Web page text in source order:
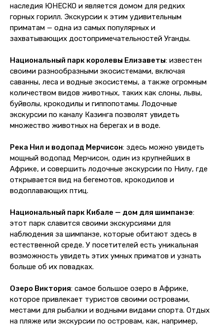
наследия ЮНЕСКО и является домом для редких
горных горилл. Экскурсии к этим удивительным
приматам — одна из самых популярных и
захватывающих достопримечательностей Уганды.
Национальный парк королевы Елизаветы: известен
своими разнообразными экосистемами, включая
саванны, леса и водные экосистемы, а также огромным
количеством видов животных, таких как слоны, львы,
буйволы, крокодилы и гиппопотамы. Лодочные
экскурсии по каналу Казинга позволят увидеть
множество животных на берегах и в воде.
Река Нил и водопад Мерчисон: здесь можно увидеть
мощный водопад Мерчисон, один из крупнейших в
Африке, и совершить лодочные экскурсии по Нилу, где
открывается вид на бегемотов, крокодилов и
водоплавающих птиц.
Национальный парк Кибале — дом для шимпанзе:
этот парк славится своими экскурсиями для
наблюдения за шимпанзе, которые обитают здесь в
естественной среде. У посетителей есть уникальная
возможность увидеть этих умных приматов и узнать
больше об их повадках.
Озеро Виктория: самое большое озеро в Африке,
которое привлекает туристов своими островами,
местами для рыбалки и водными видами спорта. Отдых
на пляже или экскурсии по островам, как, например,